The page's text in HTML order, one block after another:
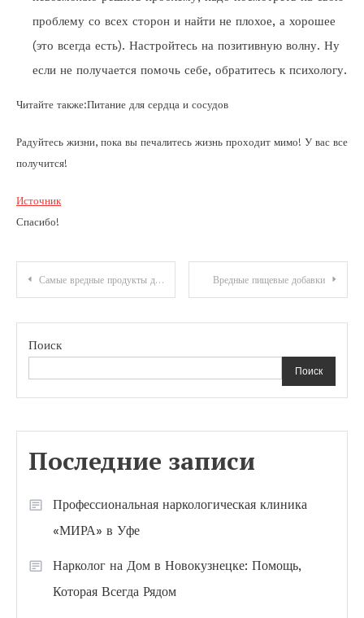
проблему со всех сторон и найти не плохое, а хорошее
(это всегда есть). Настройтесь на позитивную волну. Ну
если не получается помочь себе, обратитесь к психологу.
Читайте также:Питание для сердца и сосудов
Радуйтесь жизни, пока вы печалитесь жизнь проходит мимо! У вас все
получится!
Источник
Спасибо!
Навигация
по
записям
Самые вредные продукты для здоровья Вредные пищевые добавки
Поиск
Поиск
Последние записи
Профессиональная наркологическая клиника
«МИРА» в Уфе
Нарколог на Дом в Новокузнецке: Помощь,
Которая Всегда Рядом